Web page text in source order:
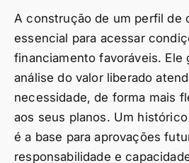
A construção de um perfil de
essencial para acessar
financiamento favoráveis. Ele
análise do valor liberado
necessidade, de forma mais
aos seus planos. Um
é a base para aprovações
responsabilidade e